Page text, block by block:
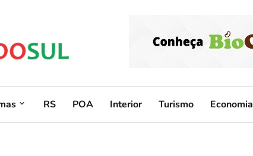
RS POA Interior Turismo Economia